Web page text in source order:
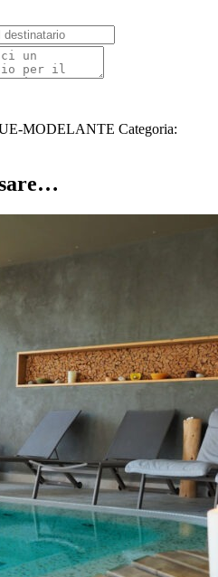
MODELANTE Categoria: